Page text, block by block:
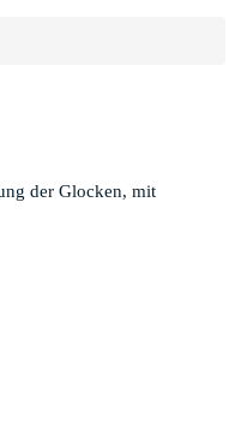
der Glocken, mit